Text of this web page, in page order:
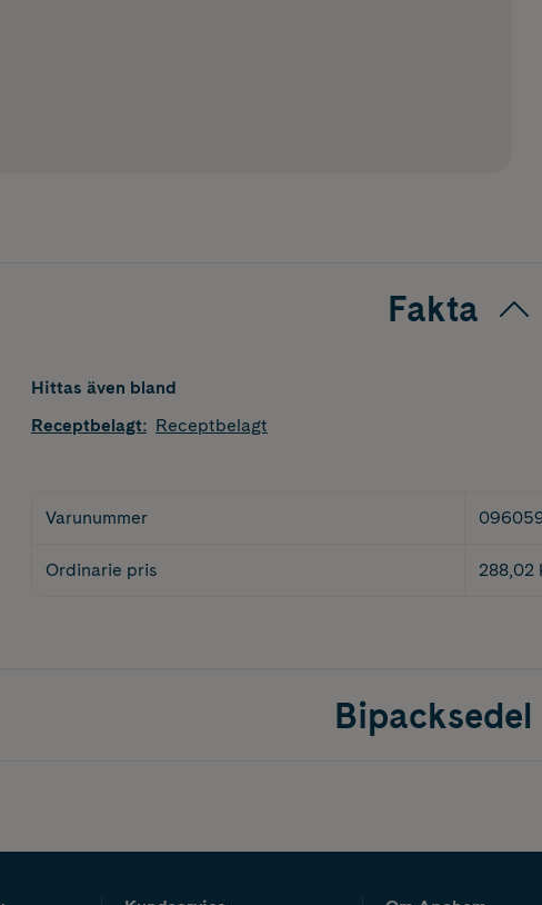
Fakta
Hittas även bland
Receptbelagt: Receptbelagt
Varunummer
Ordinarie pris 288,02
Bipacksedel